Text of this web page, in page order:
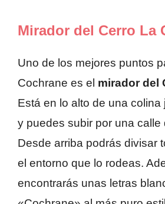
Mirador del Cerro La
Uno de los mejores puntos
Cochrane es el mirador del
Está en lo alto de una colina
y puedes subir por una calle
Desde arriba podrás divisar
el entorno que lo rodeas.
encontrarás unas letras